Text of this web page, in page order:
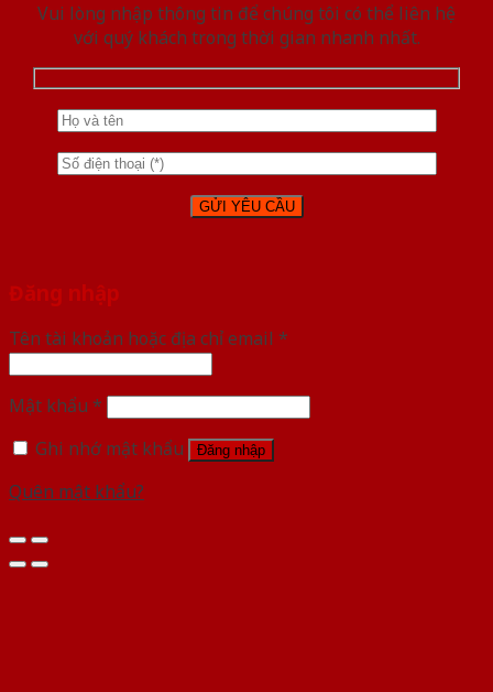
Vui lòng nhập thông tin để chúng tôi có thể liên hệ
với quý khách trong thời gian nhanh nhất.
Đăng nhập
Tên tài khoản hoặc địa chỉ email *
Mật khẩu *
Ghi nhớ mật khẩu
Đăng nhập
Quên mật khẩu?